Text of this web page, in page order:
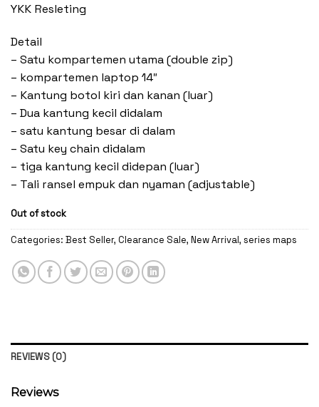
YKK Resleting
Detail
– Satu kompartemen utama (double zip)
– kompartemen laptop 14″
– Kantung botol kiri dan kanan (luar)
– Dua kantung kecil didalam
– satu kantung besar di dalam
– Satu key chain didalam
– tiga kantung kecil didepan (luar)
– Tali ransel empuk dan nyaman (adjustable)
Out of stock
Categories: Best Seller, Clearance Sale, New Arrival, series maps
REVIEWS (0)
Reviews